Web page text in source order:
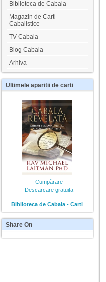
Biblioteca de Cabala
Magazin de Carti
Cabalistice
TV Cabala
Blog Cabala
Arhiva
Ultimele aparitii de carti
- Cumpărare
- Descărcare gratuită
Biblioteca de Cabala - Carti
Share On